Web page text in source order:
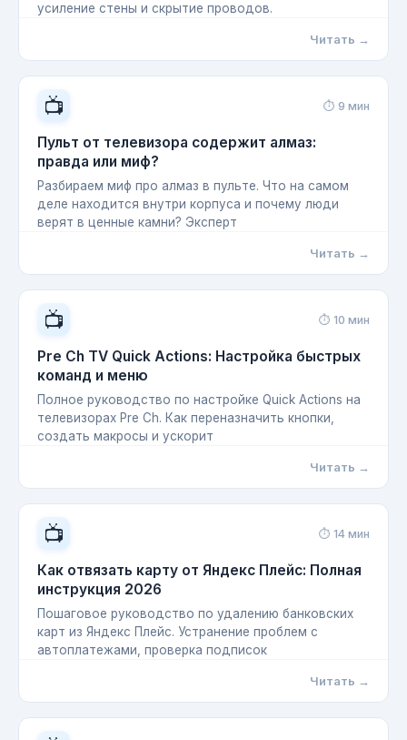
усиление стены и скрытие проводов.
Читать →
📺 ⏱ 9 мин
Пульт от телевизора содержит алмаз:
правда или миф?
Разбираем миф про алмаз в пульте. Что на самом
деле находится внутри корпуса и почему люди
верят в ценные камни? Эксперт
Читать →
📺 ⏱ 10 мин
Pre Ch TV Quick Actions: Настройка быстрых
команд и меню
Полное руководство по настройке Quick Actions на
телевизорах Pre Ch. Как переназначить кнопки,
создать макросы и ускорит
Читать →
📺 ⏱ 14 мин
Как отвязать карту от Яндекс Плейс: Полная
инструкция 2026
Пошаговое руководство по удалению банковских
карт из Яндекс Плейс. Устранение проблем с
автоплатежами, проверка подписок
Читать →